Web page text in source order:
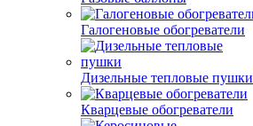
Галогеновые обогреватели
Дизельные тепловые пушки
Кварцевые обогреватели